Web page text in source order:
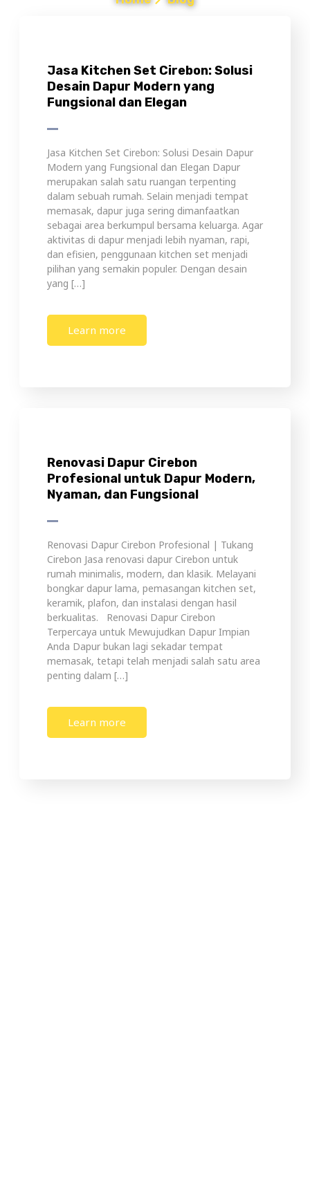
Jasa Kitchen Set Cirebon: Solusi
Desain Dapur Modern yang
Fungsional dan Elegan
Jasa Kitchen Set Cirebon: Solusi Desain Dapur
Modern yang Fungsional dan Elegan Dapur
merupakan salah satu ruangan terpenting
dalam sebuah rumah. Selain menjadi tempat
memasak, dapur juga sering dimanfaatkan
sebagai area berkumpul bersama keluarga. Agar
aktivitas di dapur menjadi lebih nyaman, rapi,
dan efisien, penggunaan kitchen set menjadi
pilihan yang semakin populer. Dengan desain
yang […]
Learn more
Renovasi Dapur Cirebon
Profesional untuk Dapur Modern,
Nyaman, dan Fungsional
Renovasi Dapur Cirebon Profesional | Tukang
Cirebon Jasa renovasi dapur Cirebon untuk
rumah minimalis, modern, dan klasik. Melayani
bongkar dapur lama, pemasangan kitchen set,
keramik, plafon, dan instalasi dengan hasil
berkualitas. Renovasi Dapur Cirebon
Terpercaya untuk Mewujudkan Dapur Impian
Anda Dapur bukan lagi sekadar tempat
memasak, tetapi telah menjadi salah satu area
penting dalam […]
Learn more